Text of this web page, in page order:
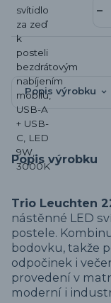
Popis výrobku
Popis výrobku
Trio Leuchten
nástěnné LED
postele.
bodovku, takže
odpočinek i
provedení v
moderní i